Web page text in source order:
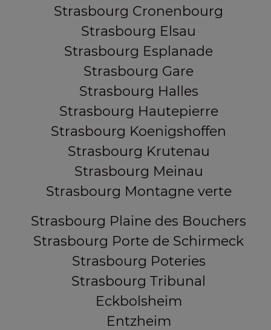
Strasbourg Cronenbourg
Strasbourg Elsau
Strasbourg Esplanade
Strasbourg Gare
Strasbourg Halles
Strasbourg Hautepierre
Strasbourg Koenigshoffen
Strasbourg Krutenau
Strasbourg Meinau
Strasbourg Montagne verte
Strasbourg Plaine des Bouchers
Strasbourg Porte de Schirmeck
Strasbourg Poteries
Strasbourg Tribunal
Eckbolsheim
Entzheim